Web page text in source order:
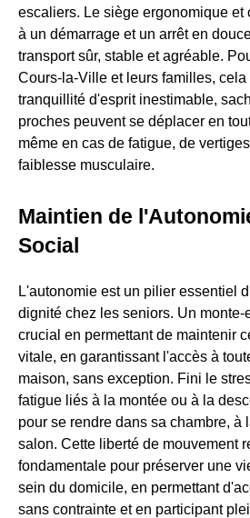
escaliers. Le siège ergonomique et
à un démarrage et un arrêt en
transport sûr, stable et agréable.
Cours-la-Ville et leurs familles, cela
tranquillité d'esprit inestimable,
proches peuvent se déplacer en
même en cas de fatigue, de
faiblesse musculaire.
Maintien de
Social
L'autonomie est un pilier essentiel
dignité chez les seniors. Un
crucial en permettant de maintenir
vitale, en garantissant l'accès à
maison, sans exception. Fini le
fatigue liés à la montée ou à la
pour se rendre dans sa chambre, à
salon. Cette liberté de mouvement
fondamentale pour préserver une
sein du domicile, en permettant
sans contrainte et en participant